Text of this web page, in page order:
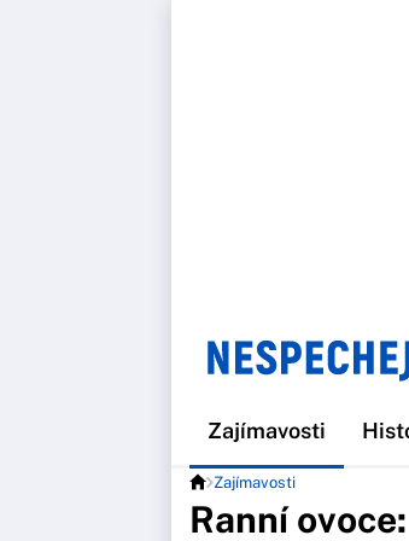
Zajímavosti
Zajímavosti
Ranní